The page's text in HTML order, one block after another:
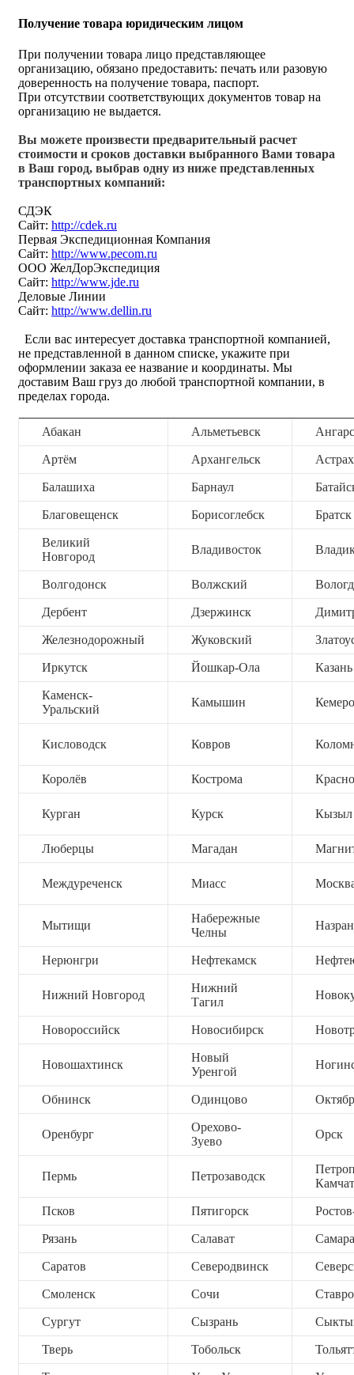
Получение товара юридическим лицом
При получении товара лицо представляющее
организацию, обязано предоставить: печать или разовую
доверенность на получение товара, паспорт.
При отсутствии соответствующих документов товар на
организацию не выдается.
Вы можете произвести предварительный расчет
стоимости и сроков доставки выбранного Вами товара
в Ваш город, выбрав одну из ниже представленных
транспортных компаний:
СДЭК
Сайт: http://cdek.ru
Первая Экспедиционная Компания
Сайт: http://www.pecom.ru
ООО ЖелДорЭкспедиция
Сайт: http://www.jde.ru
Деловые Линии
Сайт: http://www.dellin.ru
Если вас интересует доставка транспортной компанией,
не представленной в данном списке, укажите при
оформлении заказа ее название и координаты. Мы
доставим Ваш груз до любой транспортной компании, в
пределах города.
Абакан Альметьевск
Артём Архангельск
Балашиха Барнаул
Благовещенск Борисоглебск Братск
Великий
Новгород
Владивосток
Волгодонск Волжский
Дербент Дзержинск
Железнодорожный Жуковский
Иркутск Йошкар-Ола Казань
Каменск-
Уральский
Камышин
Кисловодск Ковров
Королёв Кострома
Курган Курск Кызыл
Люберцы Магадан
Междуреченск Миасс
Мытищи
Набережные
Челны
Нерюнгри Нефтекамск
Нижний Новгород
Нижний
Тагил
Новороссийск Новосибирск
Новошахтинск
Новый
Уренгой
Обнинск Одинцово
Оренбург
Орехово-
Зуево
Орск
Пермь Петрозаводск
Псков Пятигорск
Рязань Салават Самара
Саратов Северодвинск
Смоленск Сочи
Сургут Сызрань
Тверь Тобольск